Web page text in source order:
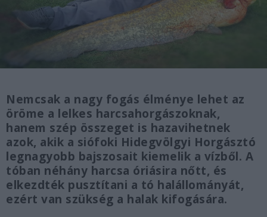
Nemcsak a nagy fogás élménye lehet az
öröme a lelkes harcsahorgászoknak,
hanem szép összeget is hazavihetnek
azok, akik a siófoki Hidegvölgyi Horgásztó
legnagyobb bajszosait kiemelik a vízből. A
tóban néhány harcsa óriásira nőtt, és
elkezdték pusztítani a tó halállományát,
ezért van szükség a halak kifogására.